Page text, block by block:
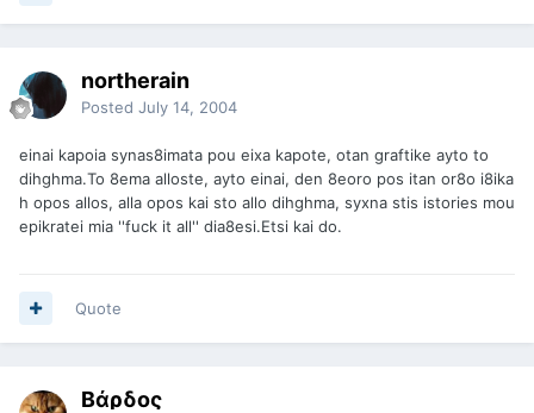
northerain
Posted July 14, 2004
einai kapoia synas8imata pou eixa kapote, otan graftike ayto to
dihghma.To 8ema alloste, ayto einai, den 8eoro pos itan or8o i8ika
h opos allos, alla opos kai sto allo dihghma, syxna stis istories mou
epikratei mia ''fuck it all'' dia8esi.Etsi kai do.
Quote
Βάρδος